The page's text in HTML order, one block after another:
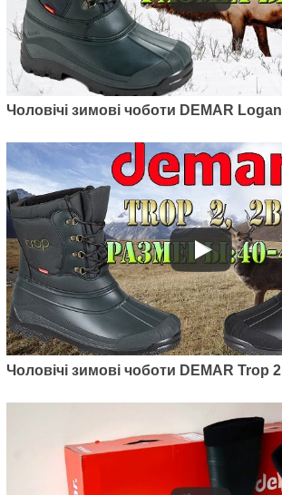
Чоловічі зимові чоботи DEMAR Logan
Чоловічі зимові чоботи DEMAR Trop 2